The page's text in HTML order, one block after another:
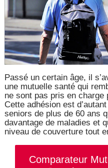
Passé un certain âge, il
une mutuelle santé qui
ne sont pas pris en charge
Cette adhésion est
seniors de plus de 60 ans
davantage de maladies et
niveau de couverture tout
Comparateur